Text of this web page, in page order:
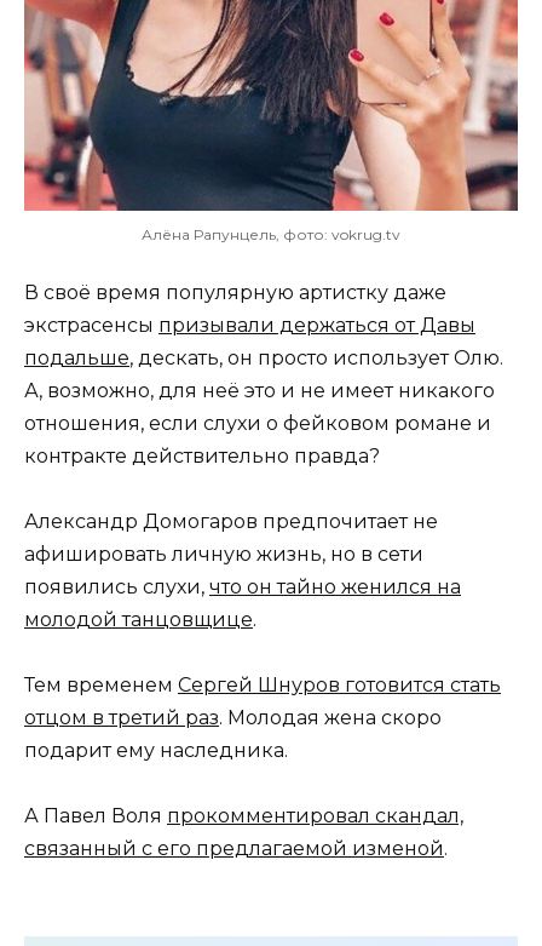
Алёна Рапунцель, фото: vokrug.tv
В своё время популярную артистку даже
экстрасенсы призывали держаться от Давы
подальше, дескать, он просто использует Олю.
А, возможно, для неё это и не имеет никакого
отношения, если слухи о фейковом романе и
контракте действительно правда?
Александр Домогаров предпочитает не
афишировать личную жизнь, но в сети
появились слухи, что он тайно женился на
молодой танцовщице.
Тем временем Сергей Шнуров готовится стать
отцом в третий раз. Молодая жена скоро
подарит ему наследника.
А Павел Воля прокомментировал скандал,
связанный с его предлагаемой изменой.